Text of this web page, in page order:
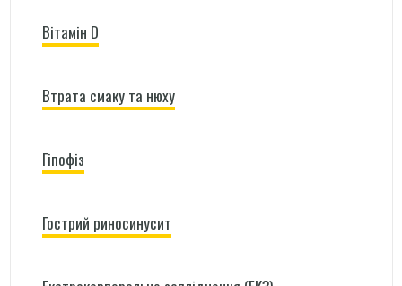
Вітамін D
Втрата смаку та нюху
Гіпофіз
Гострий риносинусит